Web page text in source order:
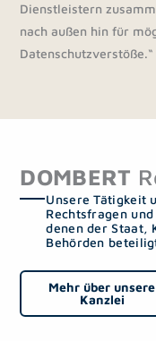
Dienstleistern
nach außen hin für
Datenschutzverstöße.“
DOMBERT
Unsere Tätigkeit
Rechtsfragen
denen der Staat,
Behörden
Mehr über unsere
Kanzlei